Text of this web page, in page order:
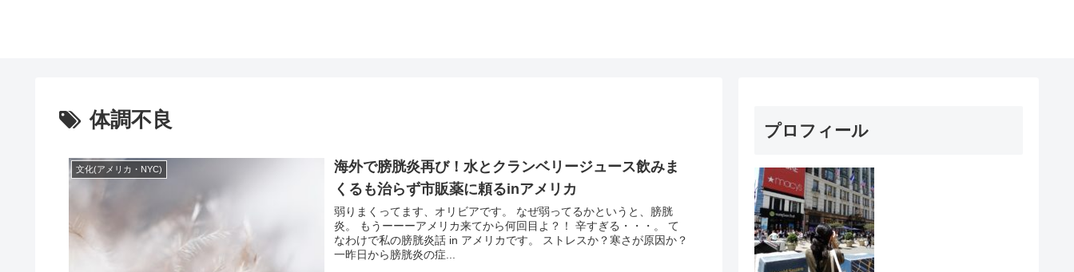
体調不良
文化(アメリカ・NYC)
海外で膀胱炎再び！水とクランベリージュース飲みま
くるも治らず市販薬に頼るinアメリカ
弱りまくってます、オリビアです。 なぜ弱ってるかというと、膀胱
炎。 もうーーーアメリカ来てから何回目よ？！ 辛すぎる・・・。 て
なわけで私の膀胱炎話 in アメリカです。 ストレスか？寒さが原因か？
一昨日から膀胱炎の症...
プロフィール